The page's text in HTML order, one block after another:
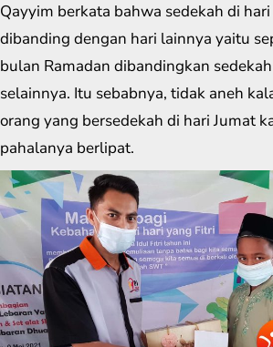
Qayyim berkata bahwa sedekah di
dibanding dengan hari lainnya yaitu
bulan Ramadan dibandingkan
selainnya. Itu sebabnya, tidak aneh
orang yang bersedekah di hari Jumat
pahalanya berlipat.